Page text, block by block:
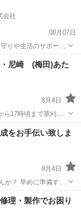
会社
08月07日
りや生活のサポート
方が8割です! 具体的
頓 ・洗濯物の片付け
・尼崎 (梅田)あた
8月4日
い合わせいただいた
き時間の参考として
伝い
をお手伝い致しま
8月4日
備する
れば経費を追加で入
来年に向けた予定を
定申告
理・製作でお困り